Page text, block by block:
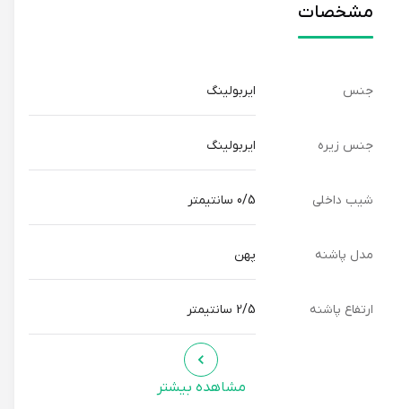
مشخصات
جنس ایربولینگ
جنس زیره ایربولینگ
شیب داخلی
مدل پاشنه
ارتفاع پاشنه
مشاهده بیشتر